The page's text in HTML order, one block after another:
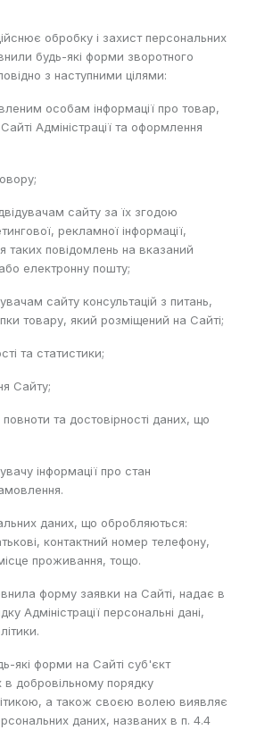
обробку і захист персональних
будь-які форми зворотного
з наступними цілями:
особам інформації про товар,
Адміністрації та оформлення
сайту за їх згодою
рекламної інформації,
таких повідомлень на вказаний
електронну пошту;
сайту консультацій з питань,
товару, який розміщений на Сайті;
та статистики;
Сайту;
та достовірності даних, що
інформації про стан
даних, що обробляються:
контактний номер телефону,
проживання, тощо.
форму заявки на Сайті, надає в
Адміністрації персональні дані,
які форми на Сайті суб'єкт
в добровільному порядку
а також своєю волею виявляє
даних, названих в п. 4.4